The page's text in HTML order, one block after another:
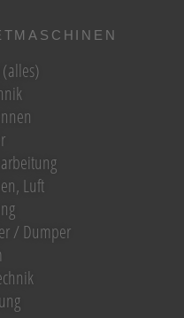
Luft
/ Dumper